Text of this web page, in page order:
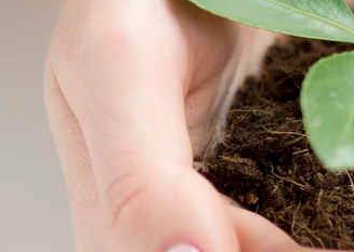
2026Freepik Company